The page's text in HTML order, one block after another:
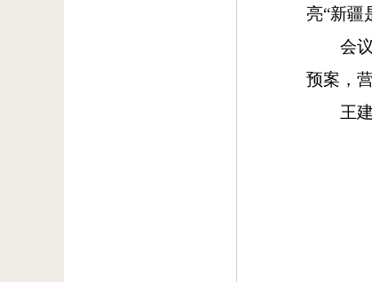
亮“新疆
会
预案，
王